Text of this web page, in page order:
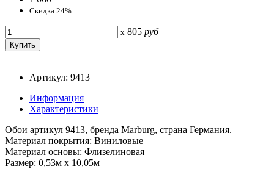
Скидка 24%
x 805 руб
Артикул: 9413
Информация
Характеристики
Обои артикул 9413, бренда Marburg, страна Германия.
Материал покрытия: Виниловые
Материал основы: Флизелиновая
Размер: 0,53м x 10,05м